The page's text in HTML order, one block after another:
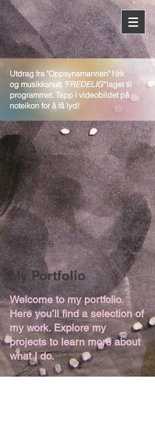
Utdrag fra "Oppsynsmannen" Nrk
og musikksnutt "FREDELIG"laget til
programmet. Tapp i videobildet på
noteikon for å få lyd!
Heading 6
My Portfolio
Welcome to my portfolio.
Here you’ll find a selection of
my work. Explore my
projects to learn more about
what I do.